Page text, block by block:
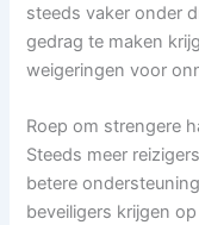
steeds vaker onder
gedrag te maken
weigeringen voor
Roep om strengere
Steeds meer
betere
beveiligers krijgen